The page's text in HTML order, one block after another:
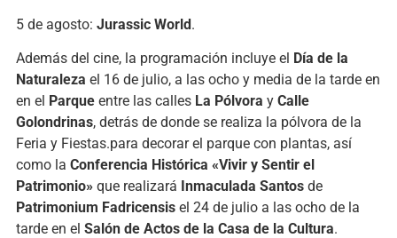
5 de agosto: Jurassic World.
Además del cine, la programación incluye el Día de la
Naturaleza el 16 de julio, a las ocho y media de la tarde en
en el Parqueentre las calles La Pólvora y Calle
Golondrinas, detrás de donde se realiza la pólvora de la
Feria y Fiestas.para decorar el parque con plantas, así
como la Conferencia Histórica «Vivir y Sentir el
Patrimonio»que realizará Inmaculada Santosde
Patrimonium Fadricensisel 24 de julio a las ocho de la
tarde en el Salón de Actos de la Casa de la Cultura.